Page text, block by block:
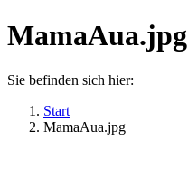
MamaAua.jpg
Sie befinden sich hier:
Start
MamaAua.jpg